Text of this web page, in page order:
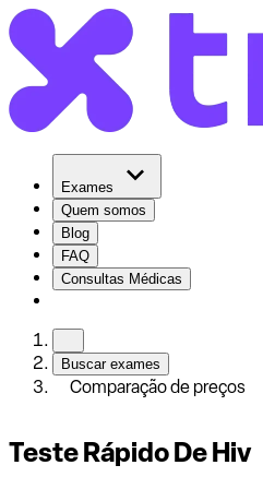
Exames
Quem somos
Blog
FAQ
Consultas Médicas
Buscar exames
Comparação de preços
Teste Rápido De Hiv